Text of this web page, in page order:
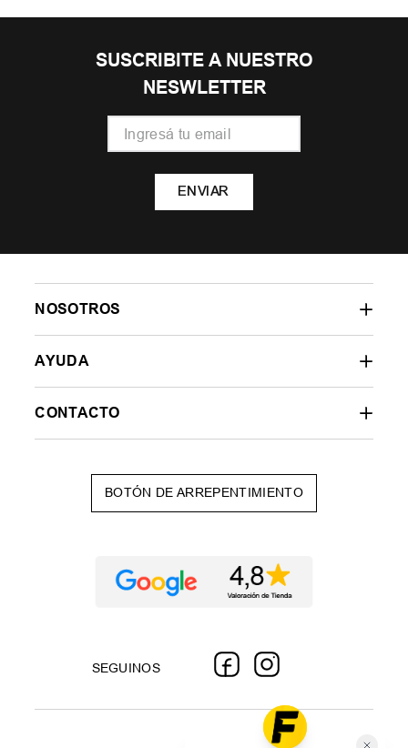
SUSCRIBITE A NUESTRO
NESWLETTER
ENVIAR
NOSOTROS
AYUDA
CONTACTO
BOTÓN DE ARREPENTIMIENTO
SEGUINOS